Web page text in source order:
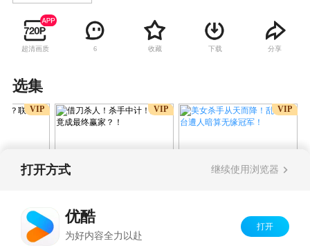
竟是谁在设计操控？
超清画质 6 收藏 下载 分享
选集
VIP VIP VIP
京ICP备06050721号-1
打开方式 继续使用浏览器
优酷
为好内容全力以赴
打开